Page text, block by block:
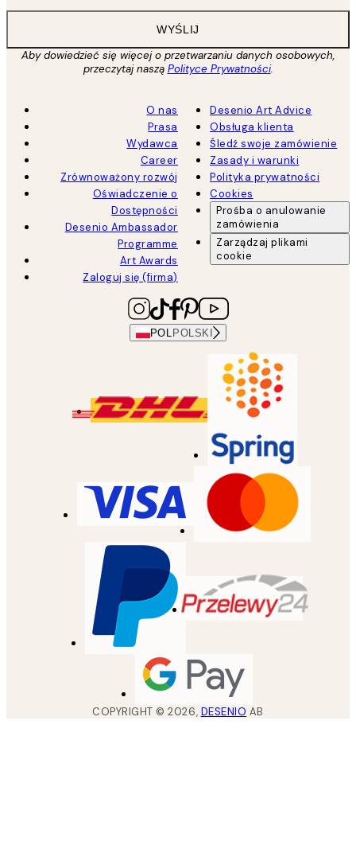
WYŚLIJ
Aby dowiedzieć się więcej o przetwarzaniu danych osobowych,
przeczytaj naszą Polityce Prywatności.
O nas
Prasa
Wydawca
Career
Zrównoważony rozwój
Oświadczenie o
Dostępności
Desenio Ambassador
Programme
Art Awards
Zaloguj się (firma)
Desenio Art Advice
Obsługa klienta
Śledź swoje zamówienie
Zasady i warunki
Polityka prywatności
Cookies
Prośba o anulowanie
zamówienia
Zarządzaj plikami
cookie
POL POLSKI
COPYRIGHT ©2026, DESENIO AB